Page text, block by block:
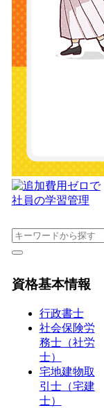
資格基本情報
行政書士
社会保険労
務士（社労
士）
宅地建物取
引士（宅建
士）